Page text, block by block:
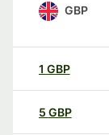
GBP
1 GBP
5 GBP